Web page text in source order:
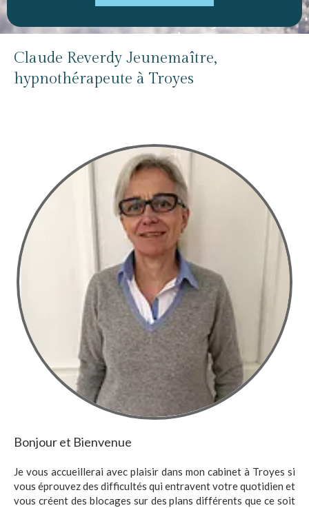
Claude Reverdy Jeunemaître,
hypnothérapeute à Troyes
Bonjour et Bienvenue
Je vous accueillerai avec plaisir dans mon cabinet à Troyes si
vous éprouvez des difficultés qui entravent votre quotidien et
vous créent des blocages sur des plans différents que ce soit